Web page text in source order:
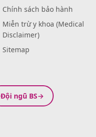
Chính sách bảo hành
Miễn trừ y khoa (Medical
Disclaimer)
Sitemap
Đội ngũ BS